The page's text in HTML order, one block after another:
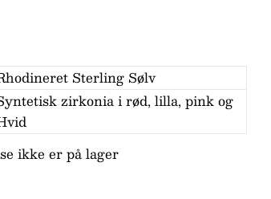
Sterling Sølv
zirkonia i rød, lilla, pink og
ikke er på lager